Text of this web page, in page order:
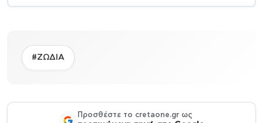
#ΖΩΔΙΑ
Προσθέστε το cretaone.gr ως